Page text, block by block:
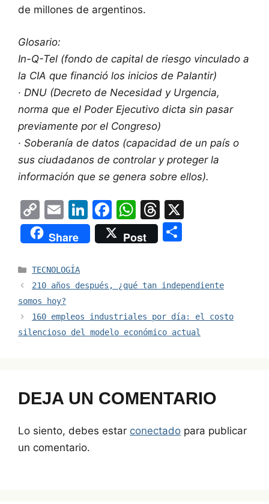
de millones de argentinos.
Glosario:
In-Q-Tel (fondo de capital de riesgo vinculado a
la CIA que financió los inicios de Palantir)
· DNU (Decreto de Necesidad y Urgencia,
norma que el Poder Ejecutivo dicta sin pasar
previamente por el Congreso)
· Soberanía de datos (capacidad de un país o
sus ciudadanos de controlar y proteger la
información que se genera sobre ellos).
C
o
p
y
Li
n
k
E
m
ai
l
Li
n
k
dI
F
a
c
b
o
k
W
h
at
A
p
T
hr
e
d
Share Post
e
Categorías
TECNOLOGÍA
210 años después, ¿qué tan independiente
somos hoy?
160 empleos industriales por día: el costo
silencioso del modelo económico actual
DEJA UN COMENTARIO
Lo siento, debes estar conectado para publicar
un comentario.